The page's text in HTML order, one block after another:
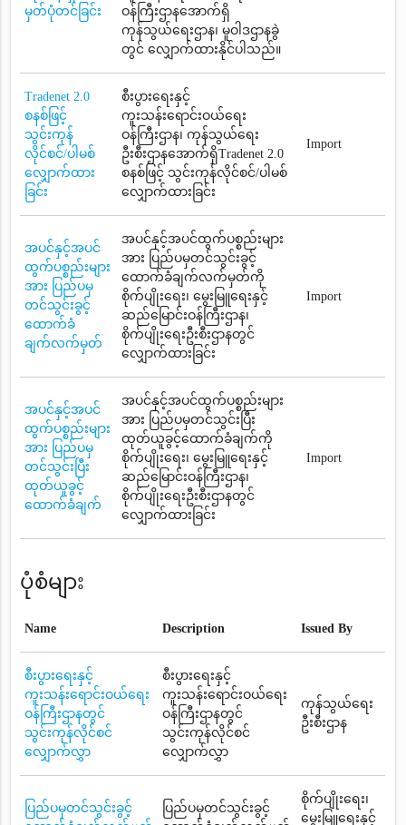
မှတ်ပုံတင်ခြင်း
ဝန်ကြီးဌာနအောက်ရှိ
ကုန်သွယ်ရေးဌာန၊ မူဝါဒဌာနခွဲ
တွင် လျှောက်ထားနိုင်ပါသည်။
Tradenet 2.0
စနစ်ဖြင့်
သွင်းကုန်
လိုင်စင်/ပါမစ်
လျှောက်ထား
ခြင်း
စီးပွားရေးနှင့်
ကူးသန်းရောင်းဝယ်ရေး
ဝန်ကြီးဌာန၊ ကုန်သွယ်ရေး
ဦးစီးဌာနအောက်ရှိTradenet 2.0
စနစ်ဖြင့် သွင်းကုန်လိုင်စင်/ပါမစ်
လျှောက်ထားခြင်း
Import
အပင်နှင့်အပင်
ထွက်ပစ္စည်းများ
အား ပြည်ပမှ
တင်သွင်းခွင့်
ထောက်ခံ
ချက်လက်မှတ်
အပင်နှင့်အပင်ထွက်ပစ္စည်းများ
အား ပြည်ပမှတင်သွင်းခွင့်
ထောက်ခံချက်လက်မှတ်ကို
စိုက်ပျိုးရေး၊ မွေးမြူရေးနှင့်
ဆည်မြောင်းဝန်ကြီးဌာန၊
စိုက်ပျိုးရေးဦးစီးဌာနတွင်
လျှောက်ထားခြင်း
Import
အပင်နှင့်အပင်
ထွက်ပစ္စည်းများ
အား ပြည်ပမှ
တင်သွင်းပြီး
ထုတ်ယူခွင့်
ထောက်ခံချက်
အပင်နှင့်အပင်ထွက်ပစ္စည်းများ
အား ပြည်ပမှတင်သွင်းပြီး
ထုတ်ယူခွင့်ထောက်ခံချက်ကို
စိုက်ပျိုးရေး၊ မွေးမြူရေးနှင့်
ဆည်မြောင်းဝန်ကြီးဌာန၊
စိုက်ပျိုးရေးဦးစီးဌာနတွင်
လျှောက်ထားခြင်း
Import
ပုံစံများ
Name Description Issued By
စီးပွားရေးနှင့်
ကူးသန်းရောင်းဝယ်ရေး
ဝန်ကြီးဌာနတွင်
သွင်းကုန်လိုင်စင်
လျှောက်လွှာ
စီးပွားရေးနှင့်
ကူးသန်းရောင်းဝယ်ရေး
ဝန်ကြီးဌာနတွင်
သွင်းကုန်လိုင်စင်
လျှောက်လွှာ
ကုန်သွယ်ရေး
ဦးစီးဌာန
ပြည်ပမှတင်သွင်းခွင့်
ပြည်ပမှတင်သွင်းခွင့်
စိုက်ပျိုးရေး၊
မွေးမြူရေးနှင့်